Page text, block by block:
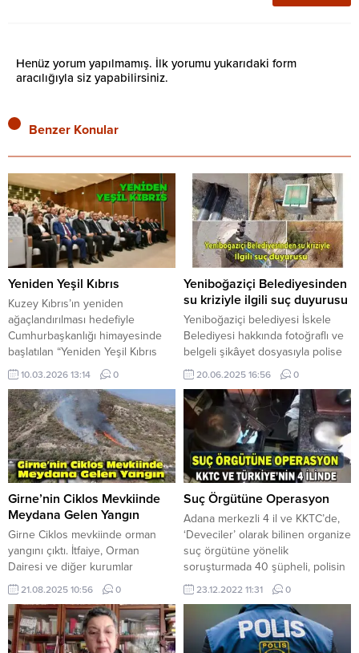
Henüz yorum yapılmamış. İlk yorumu yukarıdaki form
aracılığıyla siz yapabilirsiniz.
Benzer Konular
Yeniden Yeşil Kıbrıs
Kuzey Kıbrıs’ın yeniden
ağaçlandırılması hedefiyle
Cumhurbaşkanlığı himayesinde
başlatılan “Yeniden Yeşil Kıbrıs
Projesi”, Beyaz Salon’da
düzenlenen etkinlikle kamuoyuna
tanıtıldı. Milli Eğitim Bakanlığı,
Tarım ve Doğal Kaynaklar
Bakanlığı ve Orman Dairesi’nin de
katkısıyla hayata geçen proje,
Telsim ve Kuzey Kıbrıs Turkcell’in
iletişim desteğiyle sürdürülüyor.
Projenin ana amacı, çevresel
sürdürülebilirliği güçlendirmek ve
ülke...
10.03.2026 13:14 0
Yeniboğaziçi Belediyesinden
su kriziyle ilgili suç duyurusu
Yeniboğaziçi belediyesi İskele
Belediyesi hakkında fotoğraflı ve
belgeli şikâyet dosyasıyla polise
başvurdu. Yeniboğaziçi belediyesi
İskele Belediyesi hakkında
fotoğraflı ve belgeli şikâyet
dosyasıyla polise başvurdu.
Yeniboğaziçi Belediyesi ile İskele
Belediyesi arasında bir süredir
devam eden su krizi yeni bir
boyut kazandı. Yeniboğaziçi
Belediyesi, su deposunun yasa
dışı şekilde delinerek İskele
bölgesine...
20.06.2025 16:56 0
Girne’nin Ciklos Mevkiinde
Meydana Gelen Yangın
Girne Ciklos mevkiinde orman
yangını çıktı. İtfaiye, Orman
Dairesi ve diğer kurumlar
havadan ve karadan müdahale
ederken, yangının tehlikeli
bölgedeki konumu nedeniyle risk
taşıdığı bildirildi. Polis, Girne-
Lefkoşa ana yolunun güvenlik
21.08.2025 10:56 0
Suç Örgütüne Operasyon
Adana merkezli 4 il ve KKTC’de,
‘Deveciler’ olarak bilinen organize
suç örgütüne yönelik
soruşturmada 40 şüpheli, polisin
şafak vakti düzenlediği
operasyonla gözaltına alındı.
Adana İl Emniyet Müdürlüğü
Kaçakçılık ve Organize Suçlarla
Mücadele Şube Müdürlüğü
23.12.2022 11:31 0